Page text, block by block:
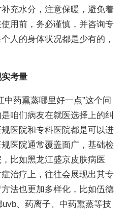
充水分，注意保暖，避免着
用前，务必谨慎，并咨询专
人的身体状况都是少有的，
考量
中药熏蒸哪里好一点”这个问
咱们病友在就医选择上的纠
医院和专科医院都是可以进
医院通常覆盖面广，基础检
比如黑龙江盛京皮肤病医
治疗上，往往会展现出其专
法也更加多样化，比如伍德
、药离子、中药熏蒸等技